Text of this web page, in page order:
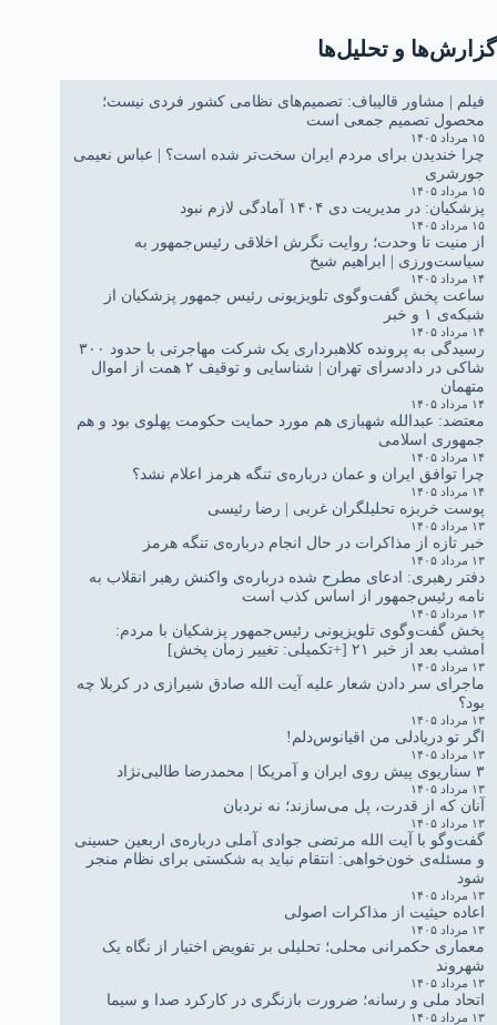
گزارش‌ها و تحلیل‌ها
فیلم | مشاور قالیباف: تصمیم‌های نظامی کشور فردی نیست؛
محصول تصمیم جمعی است
۱۵ مرداد ۱۴۰۵
چرا خندیدن برای مردم ایران سخت‌تر شده است؟ | عباس نعیمی
جورشری
۱۵ مرداد ۱۴۰۵
پزشکیان: در مدیریت دی ۱۴۰۴ آمادگی لازم نبود
۱۵ مرداد ۱۴۰۵
از منیت تا وحدت؛ روایت نگرش اخلاقی رئیس‌جمهور به
سیاست‌ورزی | ابراهیم شیخ
۱۴ مرداد ۱۴۰۵
ساعت پخش گفت‌وگوی تلویزیونی رئیس جمهور پزشکیان از
شبکه‌ی ۱ و خبر
۱۴ مرداد ۱۴۰۵
رسیدگی به پرونده کلاهبرداری یک شرکت مهاجرتی با حدود ۳۰۰
شاکی در دادسرای تهران | شناسایی و توقیف ۲ همت از اموال
متهمان
۱۴ مرداد ۱۴۰۵
معتضد: عبدالله شهبازی هم مورد حمایت حکومت پهلوی بود و هم
جمهوری اسلامی
۱۴ مرداد ۱۴۰۵
چرا توافق ایران و عمان درباره‌ی تنگه هرمز اعلام نشد؟
۱۴ مرداد ۱۴۰۵
پوست خربزه تحلیلگران غربی | رضا رئیسی
۱۳ مرداد ۱۴۰۵
خبر تازه از مذاکرات در حال انجام درباره‌ی تنگه هرمز
۱۳ مرداد ۱۴۰۵
دفتر رهبری: ادعای مطرح شده درباره‌ی واکنش رهبر انقلاب به
نامه رئیس‌جمهور از اساس کذب است
۱۳ مرداد ۱۴۰۵
پخش گفت‌وگوی تلویزیونی رئیس‌جمهور پزشکیان با مردم:
امشب بعد از خبر ۲۱ [+تکمیلی: تغییر زمان پخش]
۱۳ مرداد ۱۴۰۵
ماجرای سر دادن شعار علیه آیت الله صادق شیرازی در کربلا چه
بود؟
۱۳ مرداد ۱۴۰۵
اگر تو دریادلی من اقیانوس‌دلم!
۱۳ مرداد ۱۴۰۵
۳ سناریوی پیش روی ایران و آمریکا | محمدرضا طالبی‌نژاد
۱۳ مرداد ۱۴۰۵
آنان که از قدرت، پل می‌سازند؛ نه نردبان
۱۳ مرداد ۱۴۰۵
گفت‌وگو با آیت الله مرتضی جوادی آملی درباره‌ی اربعین حسینی
و مسئله‌ی خون‌خواهی: انتقام نباید به شکستی برای نظام منجر
شود
۱۳ مرداد ۱۴۰۵
اعاده حیثیت از مذاکرات اصولی
۱۳ مرداد ۱۴۰۵
معماری حکمرانی محلی؛ تحلیلی بر تفویض اختیار از نگاه یک
شهروند
۱۳ مرداد ۱۴۰۵
اتحاد ملی و رسانه؛ ضرورت بازنگری در کارکرد صدا و سیما
۱۳ مرداد ۱۴۰۵